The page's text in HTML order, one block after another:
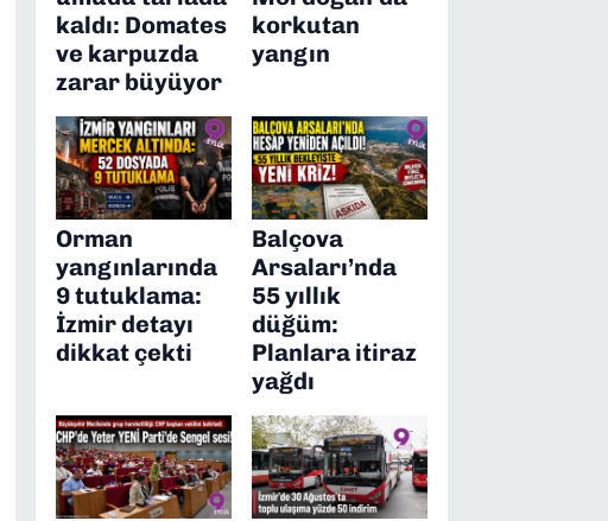
kaldı: Domates
ve karpuzda
zarar büyüyor
korkutan
yangın
Orman
yangınlarında
9 tutuklama:
İzmir detayı
dikkat çekti
Balçova
Arsaları’nda
55 yıllık
düğüm:
Planlara itiraz
yağdı